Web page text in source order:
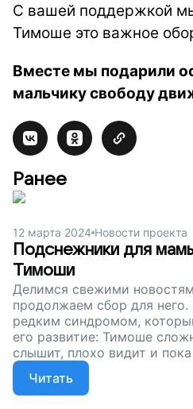
С вашей поддержкой
Тимоше это важное
Вместе мы подарили
мальчику свободу
Ранее
12 марта 2024 Новости проекта
Подснежники для
Тимоши
Делимся свежими
продолжаем сбор для
редким синдромом,
его развитие: Тимоше
слышит, плохо видит и
подарить активному
коляску. Пусть Тимоша
свободнее!
Читать